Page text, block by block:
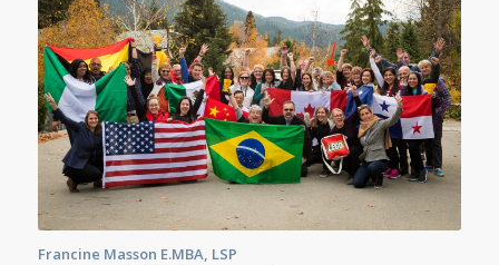
Francine Masson E.MBA, LSP